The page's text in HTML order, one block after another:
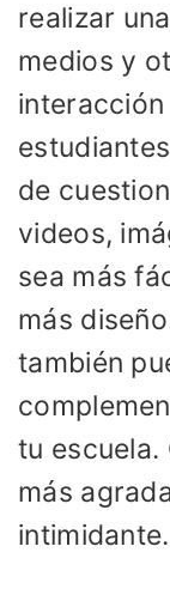
realizar
medios y
de
videos,
sea más
más
también
tu escuela.
más
intimidante.